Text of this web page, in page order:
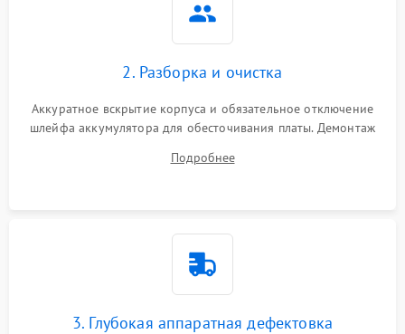
2000 ₽
Проблемы Wi‑Fi или
2500 ₽
2. Разборка и очистка
Аккуратное вскрытие корпуса и обязательное отключение
шлейфа аккумулятора для обесточивания платы. Демонтаж
высохшей термопасты с кристаллов чипов.
Подробнее
3. Глубокая аппаратная дефектовка